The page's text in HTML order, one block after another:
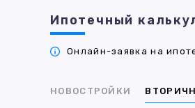
Ипотечный
Онлайн-заявка на
НОВОСТРОЙКИ